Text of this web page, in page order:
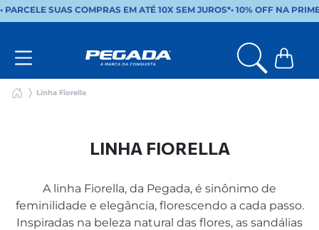
• PARCELE SUAS COMPRAS EM ATÉ 10X SEM JUROS*• 10% OFF NA
Linha Fiorella
LINHA FIORELLA
A linha Fiorella, da Pegada, é sinônimo de
feminilidade e elegância, florescendo a cada passo.
Inspiradas na beleza natural das flores, as sandálias